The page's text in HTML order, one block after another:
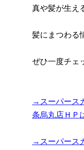
真や髪が生え
髪にまつわる
ぜひ一度チェ
→スーパース
条烏丸店ＨＰ
→スーパース